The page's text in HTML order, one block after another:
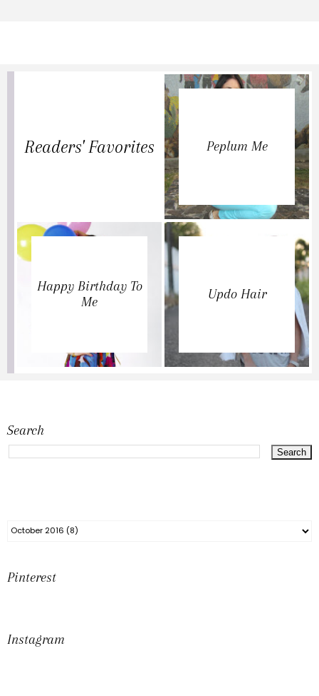
Readers' Favorites Peplum Me
Happy Birthday To
Me
Updo Hair
Search
Pinterest
Instagram